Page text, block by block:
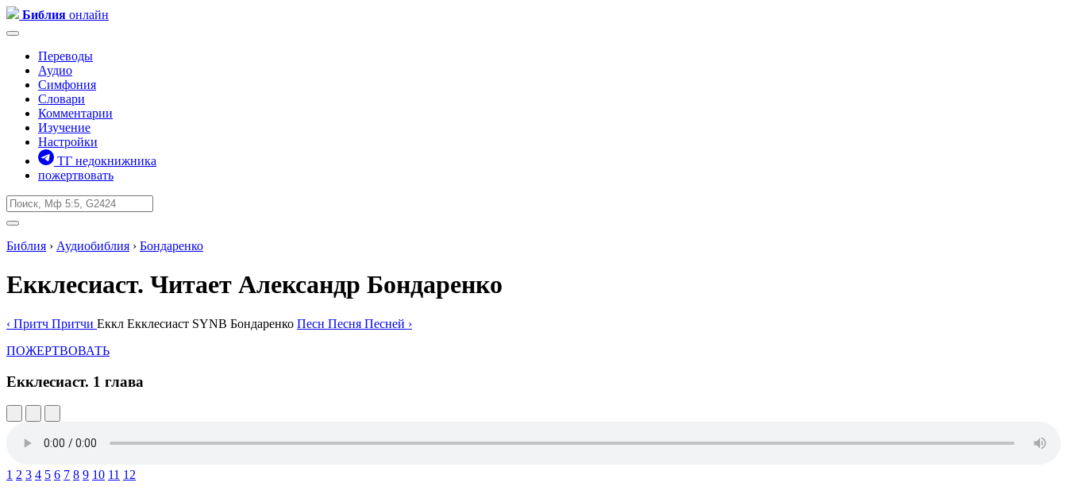
Библия онлайн
Переводы
Аудио
Симфония
Словари
Комментарии
Изучение
Настройки
ТГ недокнижника
пожертвовать
Библия › Аудиобиблия › Бондаренко
Екклесиаст. Читает Александр Бондаренко
‹ Притч Притчи Еккл Екклесиаст SYNB Бондаренко Песн Песня Песней ›
ПОЖЕРТВОВАТЬ
Екклесиаст. 1 глава
1 2 3 4 5 6 7 8 9 10 11 12